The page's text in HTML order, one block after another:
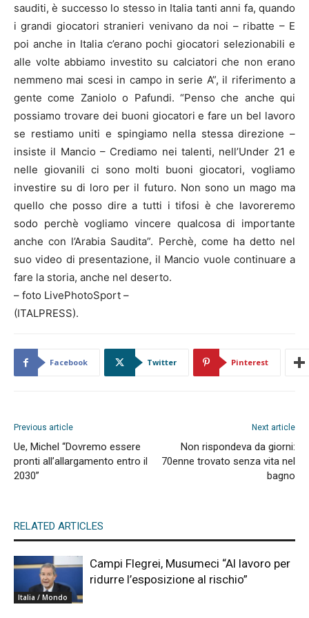
sauditi, è successo lo stesso in Italia tanti anni fa, quando
i grandi giocatori stranieri venivano da noi – ribatte – E
poi anche in Italia c’erano pochi giocatori selezionabili e
alle volte abbiamo investito su calciatori che non erano
nemmeno mai scesi in campo in serie A”, il riferimento a
gente come Zaniolo o Pafundi. “Penso che anche qui
possiamo trovare dei buoni giocatori e fare un bel lavoro
se restiamo uniti e spingiamo nella stessa direzione –
insiste il Mancio – Crediamo nei talenti, nell’Under 21 e
nelle giovanili ci sono molti buoni giocatori, vogliamo
investire su di loro per il futuro. Non sono un mago ma
quello che posso dire a tutti i tifosi è che lavoreremo
sodo perchè vogliamo vincere qualcosa di importante
anche con l’Arabia Saudita”. Perchè, come ha detto nel
suo video di presentazione, il Mancio vuole continuare a
fare la storia, anche nel deserto.
– foto LivePhotoSport –
(ITALPRESS).
Facebook Twitter Pinterest
Previous article
Ue, Michel “Dovremo essere
pronti all’allargamento entro il
2030”
Next article
Non rispondeva da giorni:
70enne trovato senza vita nel
bagno
RELATED ARTICLES
Italia / Mondo
Campi Flegrei, Musumeci “Al lavoro per
ridurre l’esposizione al rischio”